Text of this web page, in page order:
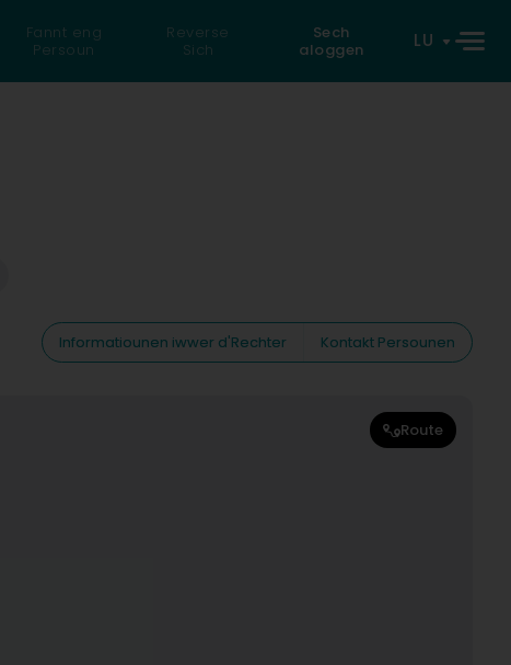
Fannt eng
Persoun
Reverse
Sich
Sech
aloggen
LU
Informatiounen iwwer d'Rechter
Kontakt Persounen
Route